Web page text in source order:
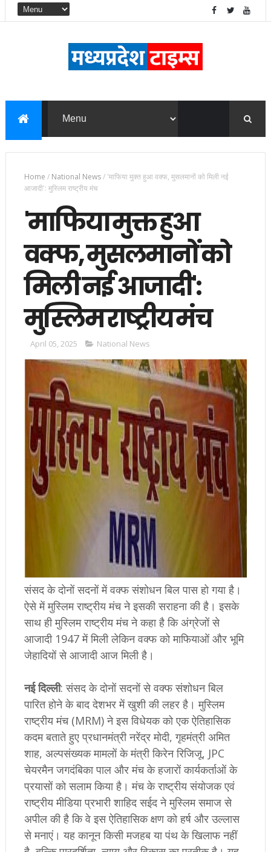
Home / National News/ 'माफिया मुक्त हुआ वक्फ, मुसलमानों को मिली नई
आजादी': मुस्लिम राष्ट्रीय मंच
'माफिया मुक्त हुआ
वक्फ, मुसलमानों को
मिली नई आजादी':
मुस्लिम राष्ट्रीय मंच
April 05, 2025 National News
संसद के दोनों सदनों में वक्फ संशोधन बिल पास हो गया है।
ऐसे में मुस्लिम राष्ट्रीय मंच ने इसकी सराहना की है। इसके
साथ ही मुस्लिम राष्ट्रीय मंच ने कहा है कि अंग्रेजों से
आजादी 1947 में मिली लेकिन वक्फ को माफियाओं और भूमि
जेहादियों से आजादी आज मिली है।
नई दिल्ली: संसद के दोनों सदनों से वक्फ संशोधन बिल
पारित होने के बाद देशभर में खुशी की लहर है। मुस्लिम
राष्ट्रीय मंच (MRM) ने इस विधेयक को एक ऐतिहासिक
कदम बताते हुए प्रधानमंत्री नरेंद्र मोदी, गृहमंत्री अमित
शाह, अल्पसंख्यक मामलों के मंत्री किरेन रिजिजू, JPC
चेयरमैन जगदंबिका पाल और मंच के हजारों कार्यकर्ताओं के
प्रयासों को सलाम किया है। मंच के राष्ट्रीय संयोजक एवं
राष्ट्रीय मीडिया प्रभारी शाहिद सईद ने मुस्लिम समाज से
अपील की है कि वे इस ऐतिहासिक क्षण को हर्ष और उल्लास
से मनाएं। यह कानून किसी मजहब या पंथ के खिलाफ नहीं